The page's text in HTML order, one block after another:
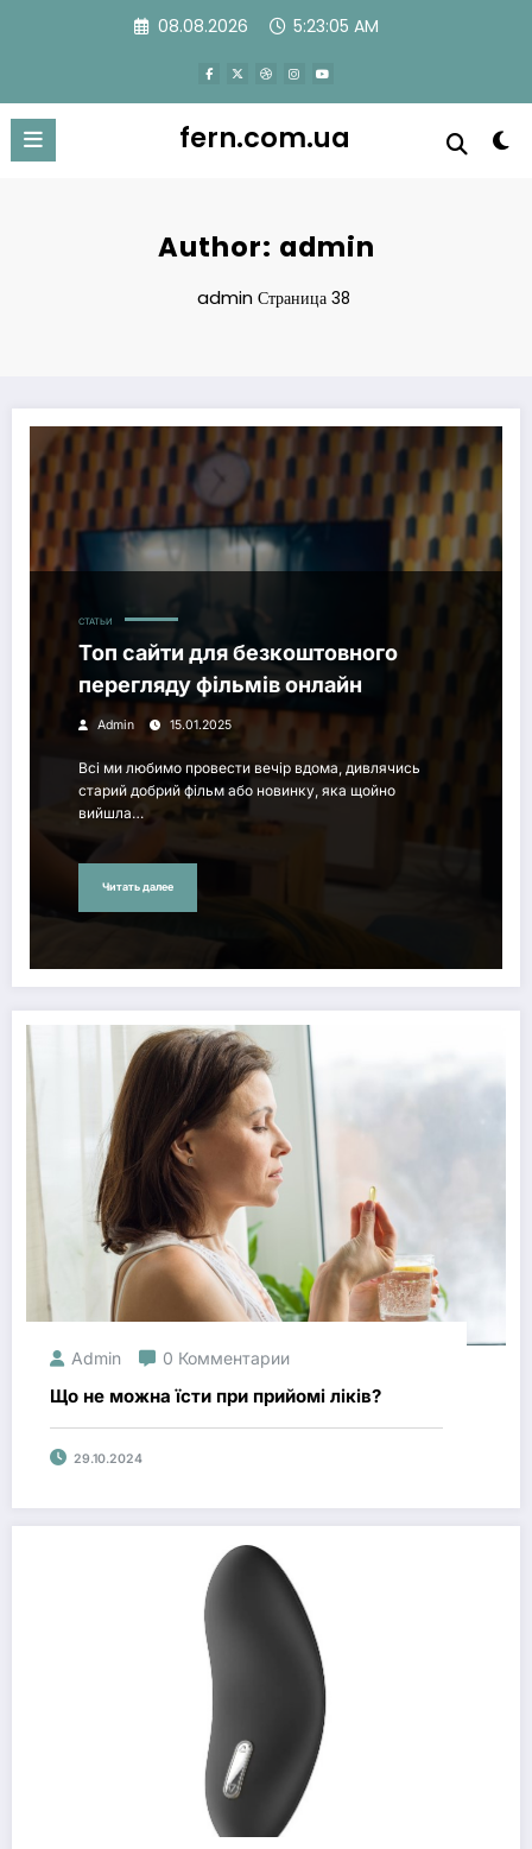
08.08.2026 5:23:06 AM
fern.com.ua
Author: admin
admin Страница 38
Топ сайти для безкоштовного перегляду фільмів онлайн
СТАТЬИ
Топ сайти для безкоштовного
перегляду фільмів онлайн
Admin 15.01.2025
Всі ми любимо провести вечір вдома, дивлячись
старий добрий фільм або новинку, яка щойно
вийшла…
Читать далее
Admin 0 Комментарии
Що не можна їсти при прийомі ліків?
29.10.2024